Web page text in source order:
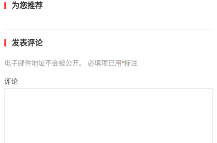
为您推荐
发表评论
电子邮件地址不会被公开。 必填项已用*标注
评论